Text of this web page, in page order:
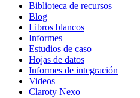
Biblioteca de recursos
Blog
Libros blancos
Informes
Estudios de caso
Hojas de datos
Informes de integración
Videos
Claroty Nexo